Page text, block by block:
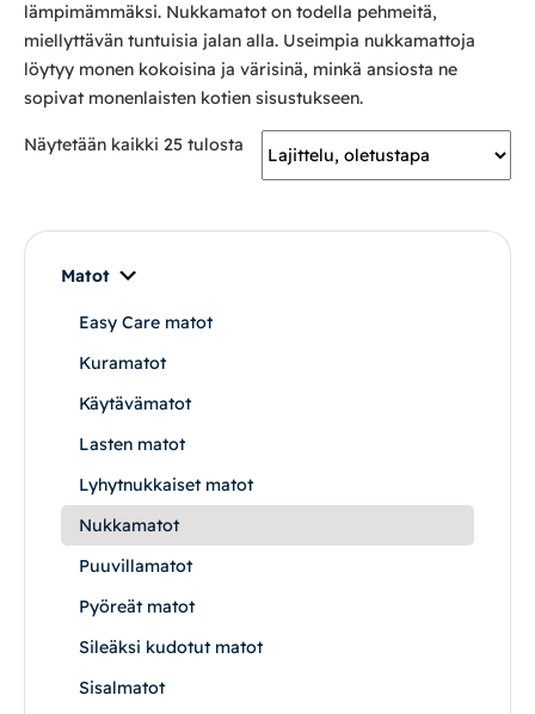
Mekanismituolit
Makuuhuone
Säilytys
Matot
Ulkokalusteet
Valaisimet
Vuodesohvat
Senioreille
lämpimämmäksi. Nukkamatot on todella pehmeitä,
miellyttävän tuntuisia jalan alla. Useimpia nukkamattoja
löytyy monen kokoisina ja värisinä, minkä ansiosta ne
sopivat monenlaisten kotien sisustukseen.
Näytetään kaikki 25 tulosta
Matot
Easy Care matot
Kuramatot
Käytävämatot
Lasten matot
Lyhytnukkaiset matot
Nukkamatot
Puuvillamatot
Pyöreät matot
Sileäksi kudotut matot
Sisalmatot